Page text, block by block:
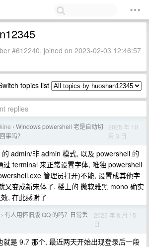
#612240, joined on 2023-02-03 12:46:57
topics list
replies
› Windows powershell 老是自动切
事吗？
2025 年 10
月 3 日
admin/非 admin 模式, 以及 powershell 的
过 terminal 来正常设置字体, 唯独 powershell
管理员打开)不能, 设置成其他字
又变成新宋体了. 楼上的 微软雅黑 mono 确实
, 在此感谢了
› 有人用怀旧版 QQ 的吗？日常丢
2025 年 8 月 15
日
就是 9.7 那个, 最近两天开始出现登录后一段